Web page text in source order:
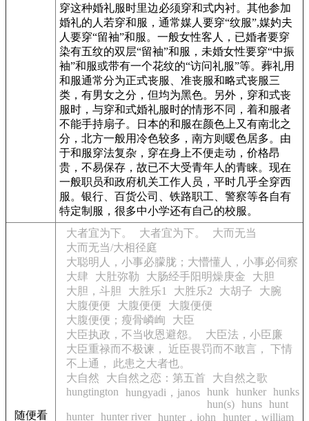
穿这种婚礼服时里边必须穿和式内衬。其他参加
婚礼的人若穿和服，通常媒人要穿“纹服”,媒妁夫
人要穿“留袖”和服。一般女性客人，已婚者要穿
染有五纹的双层“留袖”和服，未婚女性要穿“中振
袖”和服或带有一个花纹的“访问礼服”等。葬礼用
和服通常分为正式丧服、准丧服和略式丧服三
类，有男女之分，但均为黑色。另外，穿和式丧
服时，与穿和式婚礼服时的情形不同，着和服者
不能手持扇子。日本的和服在颜色上又有南北之
分，北方一般用冷色较多，南方则暖色居多。由
于和服穿法复杂，穿在身上不便走动，价格昂
贵，不易保存，故已不大受青年人的青睐。现在
一般职员和政府机关工作人员，平时几乎全穿西
服。银行、百货公司、铁路职工、警察等各自有
特定制服，很多中小学还有自己的校服。
随便看
大者宜为下。 大者宜为下。
大而无当
大而无当/大相径庭
大聪明人，小事必朦胧；大懵懂人，小事必伺察
大肆
大肚弥勒 大肠经手阳明燥庚金
大胆
大胆，斗胆
大胜乐1 大胜乐2 大胡子
大腕
大腹便便
大腹便便
大腹便便
大腹便便；瘦骨嶙峋
大臣
大臣执政，不当收恩避怨。
大臣法，小臣廉
大臣重禄而不极谏， 近臣畏罚而不敢言， 下情
不上通， 此患之大者也。
大自然
大自然之恋：第五首
大自然之歌
hungtington
hungyadi，janos hunk hunker hunks
hun(s) huns hunt
hunter hunter river hunter，john
hunter，william